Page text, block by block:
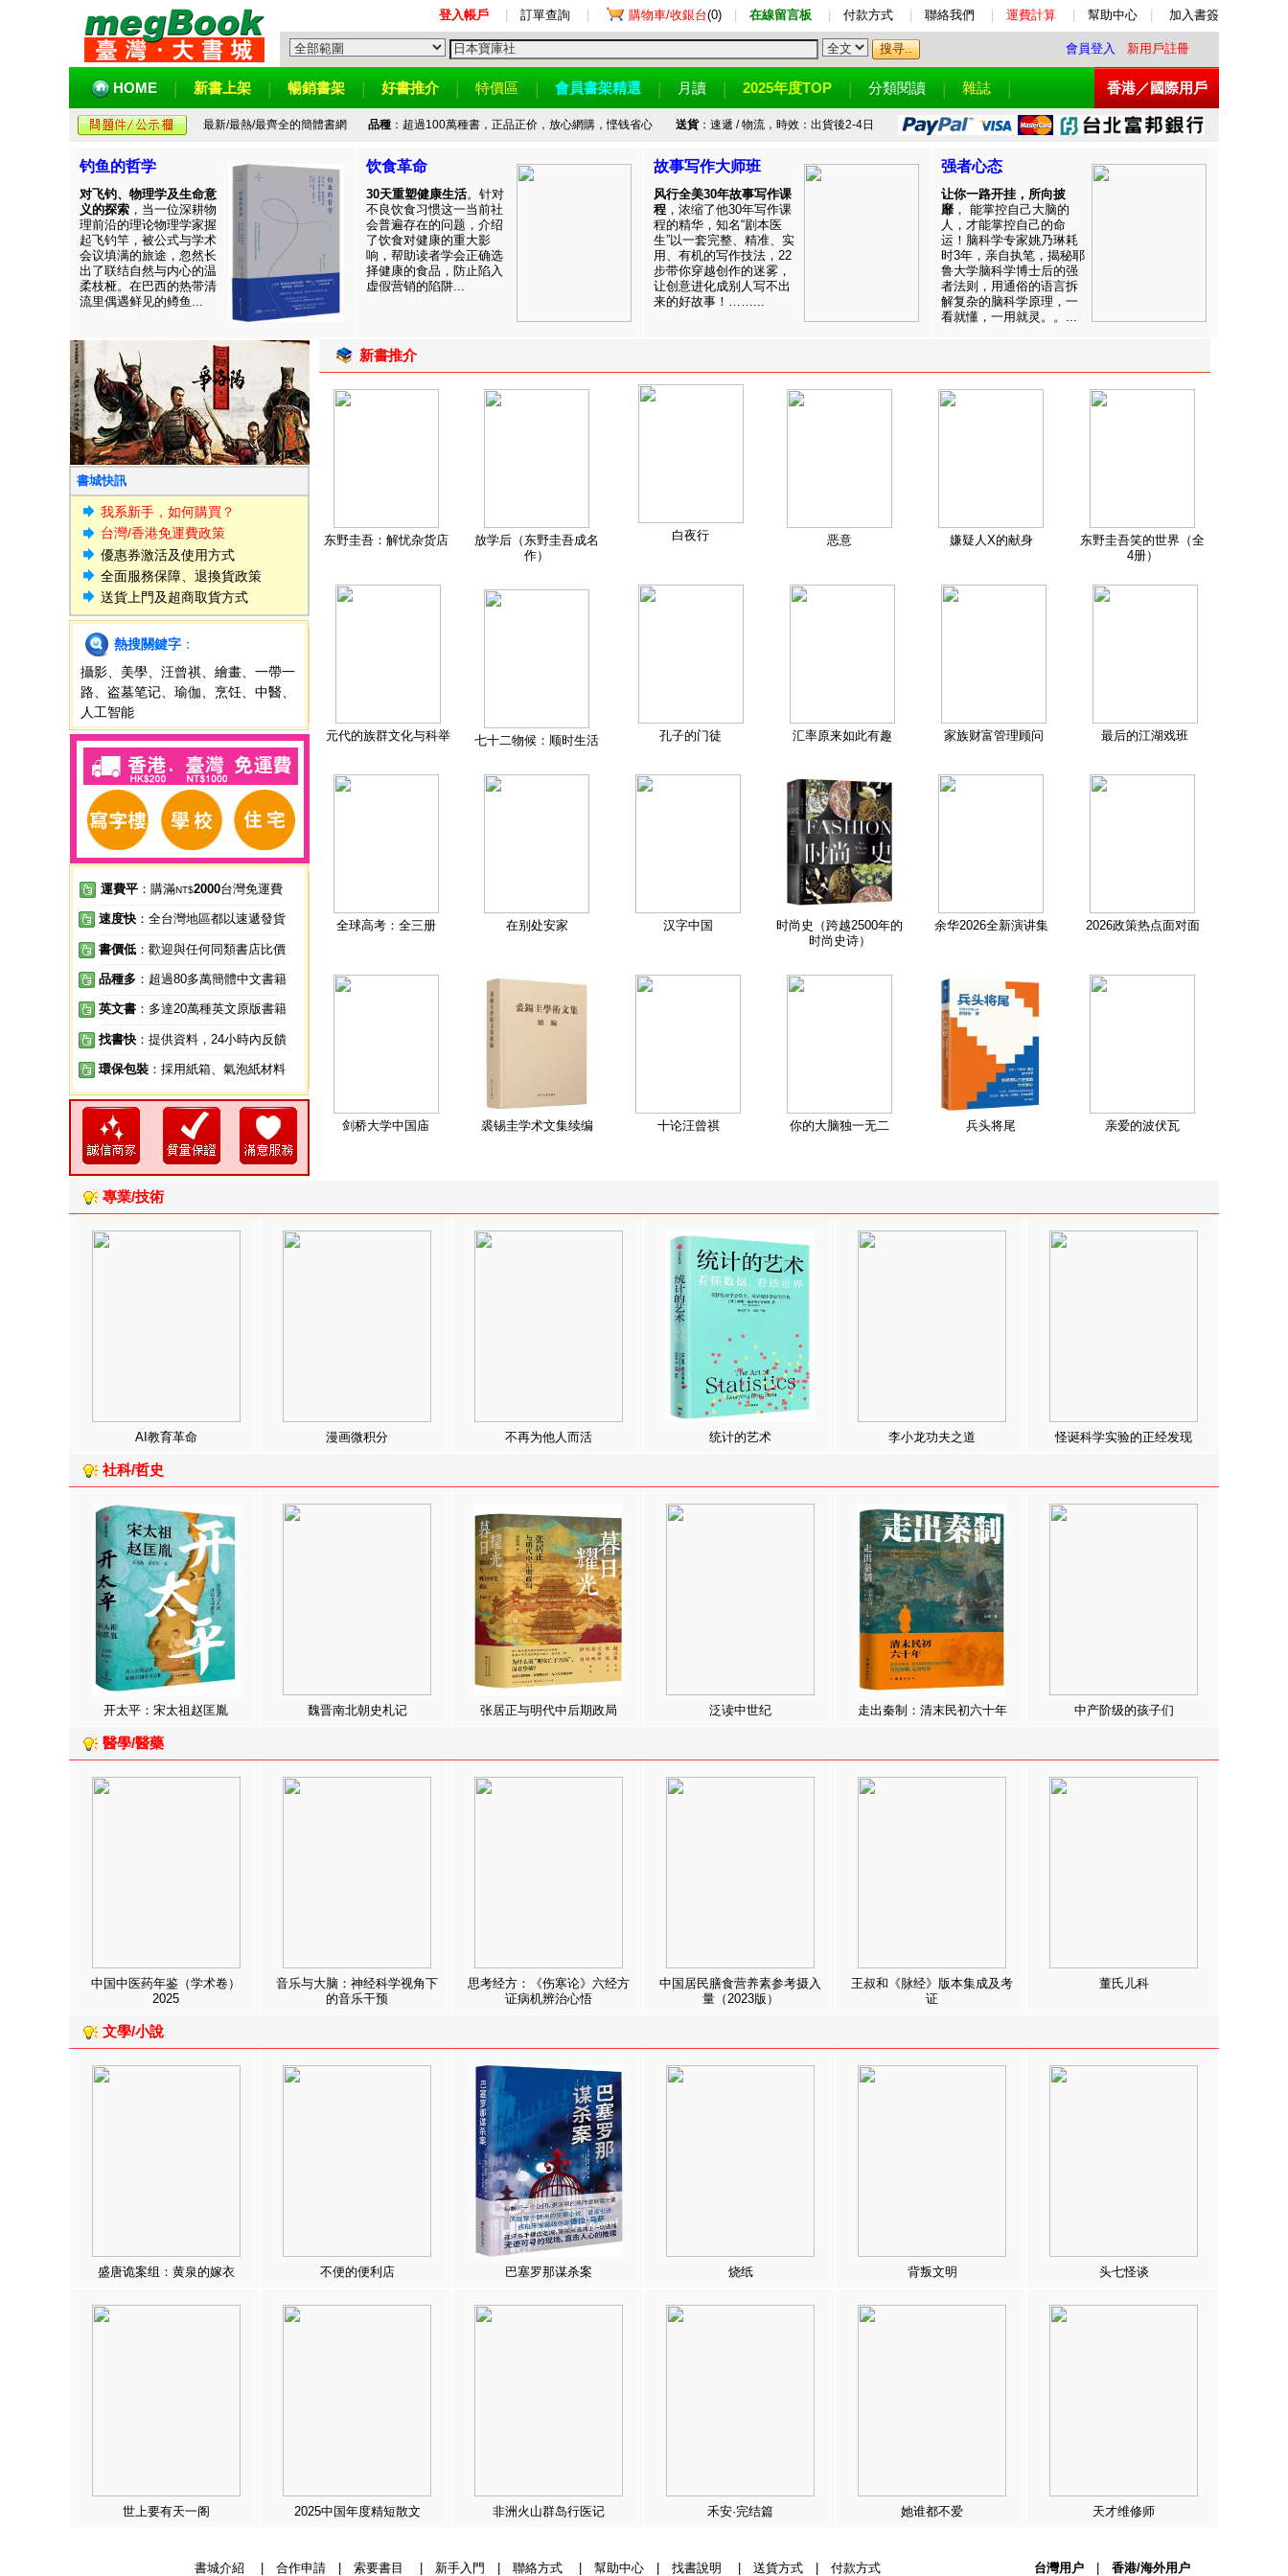
登入帳戶 訂單查詢 購物車/收銀台(0) 在線留言板 付款方式 聯絡我們 運費計算 幫助中心 加入書簽
會員登入 新用戶註冊
HOME 新書上架 暢銷書架 好書推介 特價區 會員書架精選 月讀 2025年度TOP 分類閱讀 雜誌 香港／國際用戶
最新/最熱/最齊全的簡體書網 品種：超過100萬種書，正品正价，放心網購，悭钱省心 送貨：速遞 / 物流，時效：出貨後2-4日
钓鱼的哲学
对飞钓、物理学及生命意
义的探索 ，当一位深耕物
理前沿的理论物理学家握
起飞钓竿，被公式与学术
会议填满的旅途，忽然长
出了联结自然与内心的温
柔枝桠。在巴西的热带清
流里偶遇鲜见的鳟鱼...
饮食革命
30天重塑健康生活。针对
不良饮食习惯这一当前社
会普遍存在的问题，介绍
了饮食对健康的重大影
响，帮助读者学会正确选
择健康的食品，防止陷入
虚假营销的陷阱...
故事写作大师班
风行全美30年故事写作课
程 ，浓缩了他30年写作课
程的精华，知名“剧本医
生”以一套完整、精准、实
用、有机的写作技法，22
步带你穿越创作的迷雾，
让创意进化成别人写不出
来的好故事！……...
强者心态
让你一路开挂，所向披
靡 ， 能掌控自己大脑的
人，才能掌控自己的命
运！脑科学专家姚乃琳耗
时3年，亲自执笔，揭秘耶
鲁大学脑科学博士后的强
者法则，用通俗的语言拆
解复杂的脑科学原理，一
看就懂，一用就灵。。...
書城快訊
我系新手，如何購買？
台灣/香港免運費政策
優惠券激活及使用方式
全面服務保障、退換貨政策
送貨上門及超商取貨方式
熱搜關鍵字 ：
攝影
美學 汪曾祺 繪畫
一帶一
路
盗墓笔记 瑜伽 烹饪 中醫
人工智能
運費平 ：購滿NT$2000台灣免運費
速度快 ：全台灣地區都以速遞發貨
書價低 ：歡迎與任何同類書店比價
品種多 ：超過80多萬簡體中文書籍
英文書 ：多達20萬種英文原版書籍
找書快 ：提供資料，24小時內反饋
環保包裝 ：採用紙箱、氣泡紙材料
新書推介
东野圭吾：解忧杂货店
放学后（东野圭吾成名
作）
白夜行 恶意 嫌疑人X的献身
东野圭吾笑的世界（全
4册）
元代的族群文化与科举 七十二物候：顺时生活 孔子的门徒 汇率原来如此有趣 家族财富管理顾问 最后的江湖戏班
全球高考：全三册 在别处安家 汉字中国
时尚史（跨越2500年的
时尚史诗）
余华2026全新演讲集 2026政策热点面对面
剑桥大学中国庙 裘锡圭学术文集续编 十论汪曾祺 你的大脑独一无二 兵头将尾 亲爱的波伏瓦
專業/技術
AI教育革命 漫画微积分 不再为他人而活 统计的艺术 李小龙功夫之道 怪诞科学实验的正经发现
社科/哲史
开太平：宋太祖赵匡胤 魏晋南北朝史札记 张居正与明代中后期政局 泛读中世纪 走出秦制：清末民初六十年 中产阶级的孩子们
醫學/醫藥
中国中医药年鉴（学术卷）
2025
音乐与大脑：神经科学视角下
的音乐干预
思考经方：《伤寒论》六经方
证病机辨治心悟
中国居民膳食营养素参考摄入
量（2023版）
王叔和《脉经》版本集成及考
证
董氏儿科
文學/小說
盛唐诡案组：黄泉的嫁衣 不便的便利店 巴塞罗那谋杀案 烧纸 背叛文明 头七怪谈
世上要有天一阁 2025中国年度精短散文 非洲火山群岛行医记 禾安·完结篇 她谁都不爱 天才维修师
書城介紹 合作申請| 索要書目 新手入門 聯絡方式| 幫助中心| 找書說明 送貨方式| 付款方式 台灣用户 香港/海外用户